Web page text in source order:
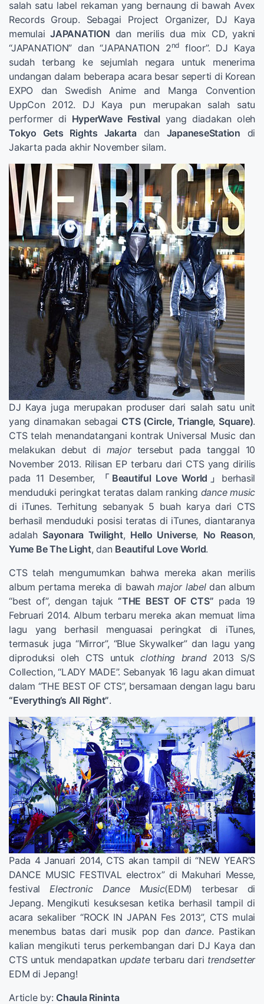
salah satu label rekaman yang bernaung di bawah Avex
Records Group. Sebagai Project Organizer, DJ Kaya
memulaiJAPANATION dan merilis dua mix CD, yakni
“JAPANATION” dan “JAPANATION 2nd
floor”. DJ Kaya
sudah terbang ke sejumlah negara untuk menerima
undangan dalam beberapa acara besar seperti di Korean
EXPO dan Swedish Anime and Manga Convention
UppCon 2012. DJ Kaya pun merupakan salah satu
performer di HyperWave Festival yang diadakan oleh
Tokyo Gets Rights Jakartadan JapaneseStation di
Jakarta pada akhir November silam.
DJ Kaya juga merupakan produser dari salah satu unit
yang dinamakan sebagai CTS (Circle, Triangle, Square).
CTS telah menandatangani kontrak Universal Music dan
melakukan debut di major tersebut pada tanggal 10
November 2013. Rilisan EP terbaru dari CTS yang dirilis
pada 11 Desember,
「Beautiful Love World」 berhasil
menduduki peringkat teratas dalam ranking dance music
di iTunes. Terhitung sebanyak 5 buah karya dari CTS
berhasil menduduki posisi teratas di iTunes, diantaranya
adalah Sayonara Twilight, Hello Universe, No Reason,
Yume Be The Light, dan Beautiful Love World.
CTS telah mengumumkan bahwa mereka akan merilis
album pertama mereka di bawahmajor labeldan album
“best of”, dengan tajuk“THE BEST OF CTS” pada 19
Februari 2014. Album terbaru mereka akan memuat lima
lagu yang berhasil menguasai peringkat di iTunes,
termasuk juga “Mirror”, “Blue Skywalker” dan lagu yang
diproduksi oleh CTS untukclothing brand2013 S/S
Collection, “LADY MADE”. Sebanyak 16 lagu akan dimuat
dalam “THE BEST OF CTS”, bersamaan dengan lagu baru
“Everything’s All Right”.
Pada 4 Januari 2014, CTS akan tampil di “NEW YEAR’S
DANCE MUSIC FESTIVAL electrox” di Makuhari Messe,
festival Electronic Dance Music(EDM) terbesar di
Jepang. Mengikuti kesuksesan ketika berhasil tampil di
acara sekaliber “ROCK IN JAPAN Fes 2013”, CTS mulai
menembus batas dari musik pop dan dance. Pastikan
kalian mengikuti terus perkembangan dari DJ Kaya dan
CTS untuk mendapatkan update terbaru dari trendsetter
EDM di Jepang!
Article by: Chaula Rininta